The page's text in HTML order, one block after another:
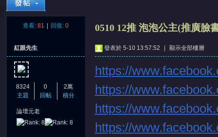
查看: 81 回復: 0 0510 12推 泡泡公主(推廣臉
紅眼先生
8324
主題
0
回帖
2萬
積分
論壇元老
發表於 5-10 13:57:52 顯示全部樓層
https://
https://
https://
https://